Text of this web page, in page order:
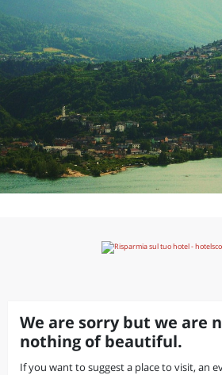
We are sorry but we are
nothing of beautiful.
If you want to suggest a place to visit, an